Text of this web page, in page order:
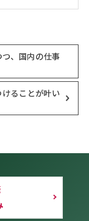
、国内の仕事
ることが叶い